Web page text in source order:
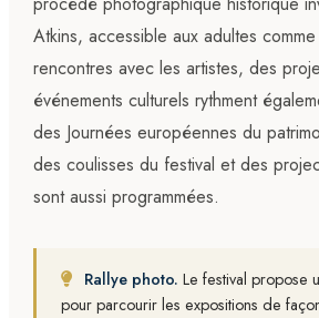
Atkins, accessible aux adultes
rencontres avec les artistes, des
événements culturels rythment
des Journées européennes du
des coulisses du festival et des
sont aussi programmées.
Rallye photo. Le festival propose
pour parcourir les expositions de